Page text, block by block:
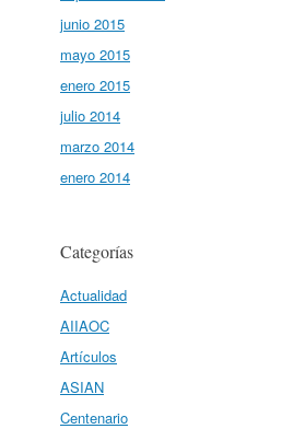
junio 2015
mayo 2015
enero 2015
julio 2014
marzo 2014
enero 2014
Categorías
Actualidad
AIIAOC
Artículos
ASIAN
Centenario